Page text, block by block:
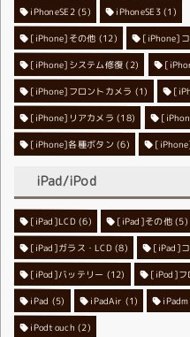
iPhoneSE2(5) iPhoneSE3 (1)
[iPhone]その他 (12) [iPhone]コ
[iPhone]システム修復 (2)
[iPhone]フロントカメラ (1)
[iPhone]リアカメラ (18)
[iPhone]各種ボタン (6)
iPad/iPod
[iPad]LCD(6) [iPad]その他 (5)
[iPad]ガラス・LCD(8) [iPad]コ
[iPod]バッテリー (12) [iPod]フ
iPad (5) iPadAir (1)
iPodtouch (2)